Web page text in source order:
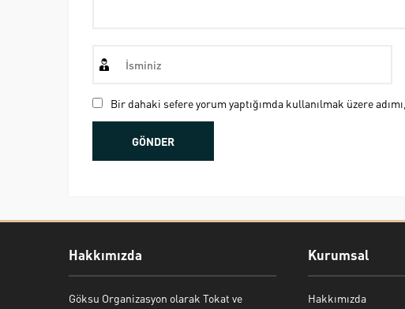
Bir dahaki sefere yorum yaptığımda kullanılmak üzere
Hakkımızda
Göksu Organizasyon olarak Tokat ve
Kurumsal
Hakkımızda
Bekir Kiper